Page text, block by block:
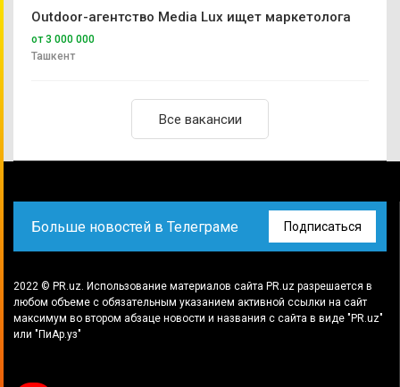
Outdoor-агентство Media Lux ищет маркетолога
от 3 000 000
Ташкент
Все вакансии
Больше новостей в Телеграме Подписаться
2022 © PR.uz. Использование материалов сайта PR.uz разрешается в
любом объеме с обязательным указанием активной ссылки на сайт
максимум во втором абзаце новости и названия с сайта в виде "PR.uz"
или "ПиАр.уз"